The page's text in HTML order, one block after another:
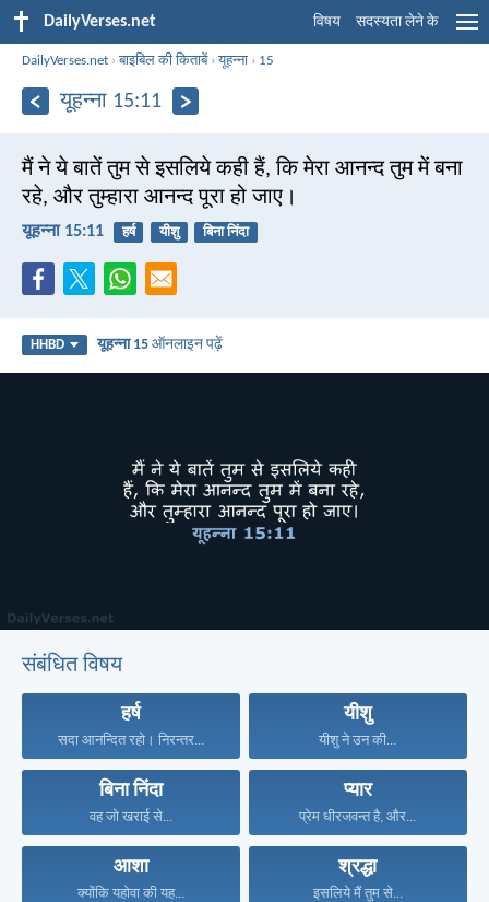
DailyVerses.net विषय सदस्यता लेने के
DailyVerses.net ›बाइबिल की किताबें›यूहन्ना › 15
यूहन्ना 15:11
मैं ने ये बातें तुम से इसलिये कही हैं, कि मेरा आनन्द तुम में बना
रहे, और तुम्हारा आनन्द पूरा हो जाए।
यूहन्ना 15:11 हर्ष यीशु बिना निंदा
HHBD यूहन्ना 15 ऑनलाइन पढ़ें
संबंधित विषय
हर्ष
सदा आनन्दित रहो। निरन्तर...
यीशु
यीशु ने उन की...
बिना निंदा
वह जो खराई से...
प्यार
प्रेम धीरजवन्त है, और...
आशा
क्योंकि यहोवा की यह...
श्रद्धा
इसलिये मैं तुम से...